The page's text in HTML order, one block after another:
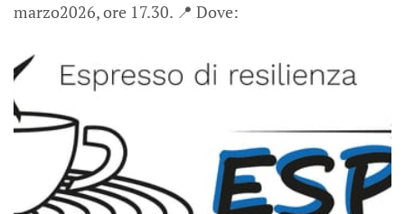
marzo2026, ore 17.30. 📍 Dove: